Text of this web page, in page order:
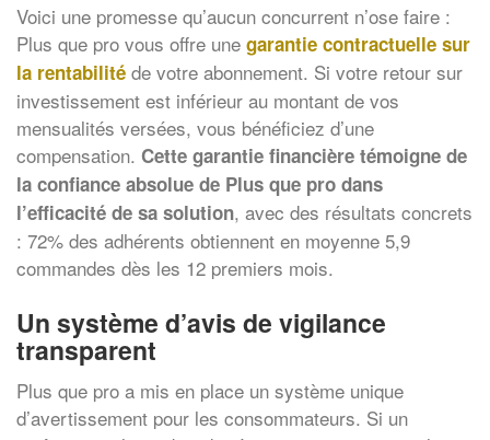
Voici une promesse qu’aucun concurrent n’ose faire :
Plus que pro vous offre une garantie contractuelle sur
la rentabilité de votre abonnement. Si votre retour sur
investissement est inférieur au montant de vos
mensualités versées, vous bénéficiez d’une
compensation. Cette garantie financière témoigne de
la confiance absolue de Plus que pro dans
l’efficacité de sa solution, avec des résultats concrets
: 72% des adhérents obtiennent en moyenne 5,9
commandes dès les 12 premiers mois.
Un système d’avis de vigilance
transparent
Plus que pro a mis en place un système unique
d’avertissement pour les consommateurs. Si un